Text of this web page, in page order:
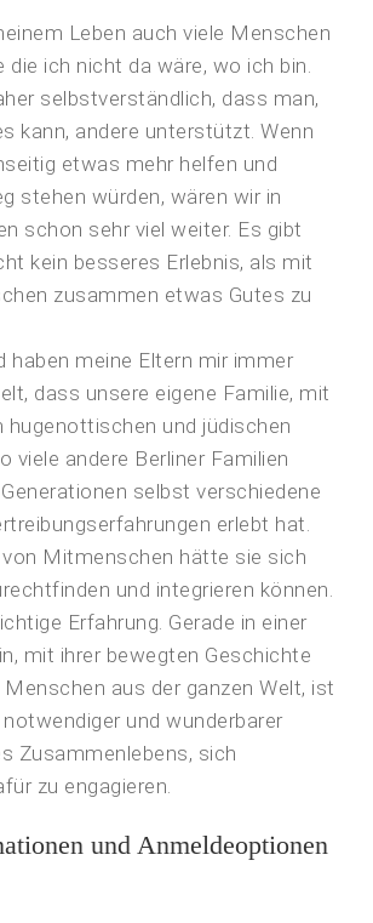
Leben auch viele Menschen
die ich nicht da wäre, wo ich bin.
selbstverständlich, dass man,
kann, andere unterstützt. Wenn
etwas mehr helfen und
stehen würden, wären wir in
schon sehr viel weiter. Es gibt
kein besseres Erlebnis, als mit
zusammen etwas Gutes zu
haben meine Eltern mir immer
dass unsere eigene Familie, mit
hugenottischen und jüdischen
viele andere Berliner Familien
selbst verschiedene
erlebt hat.
von Mitmenschen hätte sie sich
und integrieren können.
Erfahrung. Gerade in einer
mit ihrer bewegten Geschichte
Menschen aus der ganzen Welt, ist
und wunderbarer
Zusammenlebens, sich
zu engagieren.
und Anmeldeoptionen